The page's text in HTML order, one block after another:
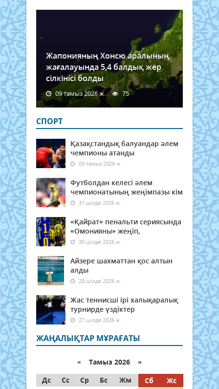
Жапонияның Хонсю аралының
жағалауында 5,4 балдық жер
сілкінісі болды
09 тамыз 2026 ж. 75
СПОРТ
Қазақстандық балуандар әлем
чемпионы атанды
03 тамыз 2026 ж.
Футболдан келесі әлем
чемпионатының жеңімпазы кім
31 шілде 2026 ж.
«Қайрат» пенальти сериясында
«Омонияны» жеңіп,
30 шілде 2026 ж.
Айзере шахматтан қос алтын
алды
28 шілде 2026 ж.
Жас теннисші ірі халықаралық
турнирде үздіктер
27 шілде 2026 ж.
ЖАҢАЛЫҚТАР МҰРАҒАТЫ
« Тамыз 2026 »
Дс
Сс Ср Бс Жм Сб
Жс